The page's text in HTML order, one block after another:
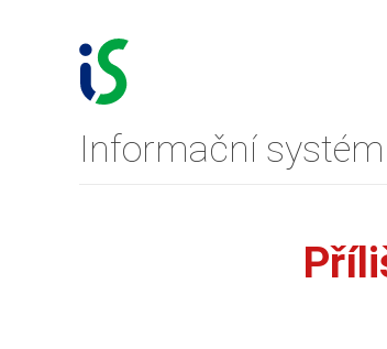
Informační systém